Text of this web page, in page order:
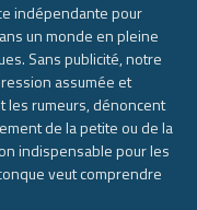
indépendante pour
un monde en pleine
Sans publicité, notre
assumée et
les rumeurs, dénoncent
de la petite ou de la
indispensable pour les
veut comprendre